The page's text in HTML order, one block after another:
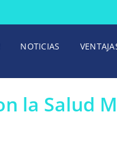
NOTICIAS
la Salud